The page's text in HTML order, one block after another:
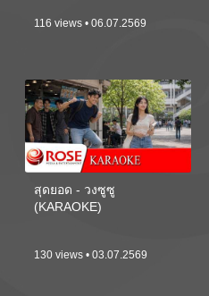
116 views • 06.07.2569
สุดยอด - วงซูซู
(KARAOKE)
130 views • 03.07.2569